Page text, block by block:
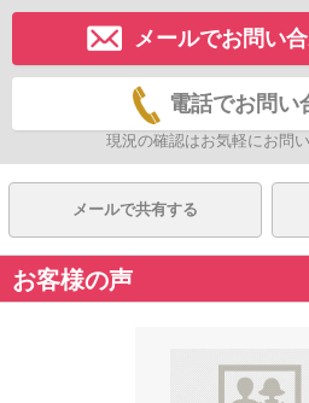
メールでお問い
電話でお問い
現況の確認はお気軽にお問
メールで共有する
お客様の声